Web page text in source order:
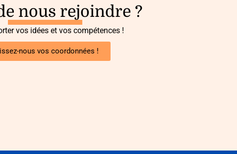
nous rejoindre ?
vos idées et vos compétences !
nous vos coordonnées !